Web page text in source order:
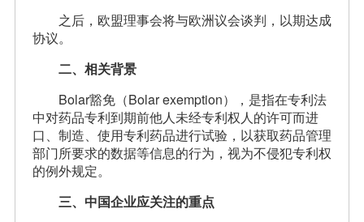
之后，欧盟理事会将与欧洲议会谈判，以期达成
协议。
二、相关背景
Bolar豁免（Bolar exemption），是指在专利法
中对药品专利到期前他人未经专利权人的许可而进
口、制造、使用专利药品进行试验，以获取药品管理
部门所要求的数据等信息的行为，视为不侵犯专利权
的例外规定。
三、中国企业应关注的重点